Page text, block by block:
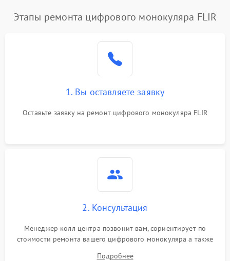
Этапы ремонта цифрового монокуляра FLIR
1. Вы оставляете заявку
Оставьте заявку на ремонт цифрового монокуляра FLIR
2. Консультация
Менеджер колл центра позвонит вам, сориентирует по
стоимости ремонта вашего цифрового монокуляра а также
Подробнее